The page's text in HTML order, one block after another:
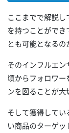
ここまでで解説
を持つことがで
とも可能となるの
そのインフルエ
頃からフォロワ
ンを図ることが大
そして獲得して
い商品のターゲ